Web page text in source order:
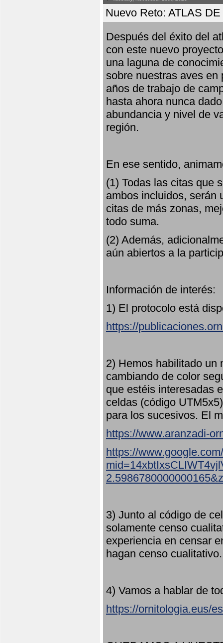
Nuevo Reto: ATLAS
Después del éxito del
con este nuevo
una laguna de
sobre nuestras aves en
años de trabajo de
hasta ahora nunca
abundancia y nivel de
región.
En ese sentido,
(1) Todas las citas que
ambos incluidos, serán
citas de más zonas,
todo suma.
(2) Además,
aún abiertos a la
Información de interés:
1) El protocolo está
https://
2) Hemos habilitado un
cambiando de color
que estéis interesadas
celdas (código
para los sucesivos. El
https://www.aranzadi-
https://
3) Junto al código de
solamente censo
experiencia en censar
hagan censo
4) Vamos a hablar de
https://ornitologia.eus/